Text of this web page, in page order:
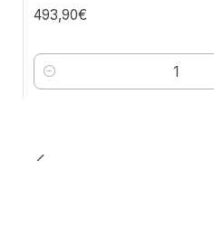
493,90€
Quantidade